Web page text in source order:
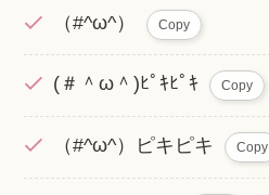
（#^ω^） Copy
(＃＾ω＾)ﾋﾟｷﾋﾟｷ Copy
（#^ω^）ピキピキ Copy